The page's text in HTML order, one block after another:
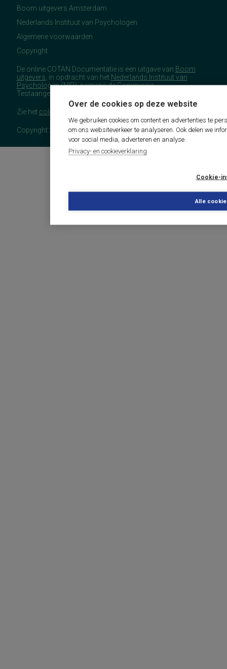
Over de cookies op deze website
We gebruiken cookies om content en advertenties te
om ons websiteverkeer te analyseren. Ook delen we
voor social media, adverteren en analyse.
Privacy- en cookieverklaring
Cookie-
Alle
Boom uitgevers Amsterdam
Nederlands Instituut van Psychologen
Algemene voorwaarden
Copyright
De online COTAN Documentatie is een uitgave van Boom
uitgevers , in opdracht van het Nederlands Instituut van
Psychologen(NIP), namens de Commissie
Testaangelegenheden Nederland (COTAN).
Zie het colofon
Copyright 2026 - COTAN Documentatie